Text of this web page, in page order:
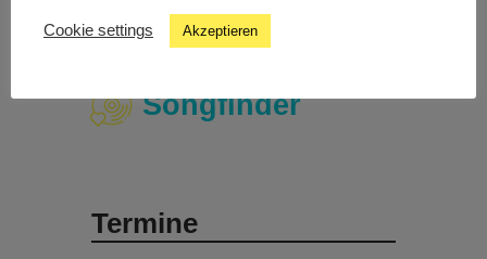
Studiochat
Songfinder
Termine
Cookie settings Akzeptieren